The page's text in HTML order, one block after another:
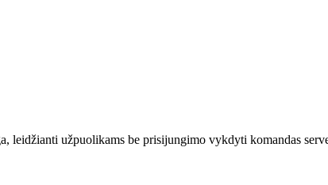
užpuolikams be prisijungimo vykdyti komandas